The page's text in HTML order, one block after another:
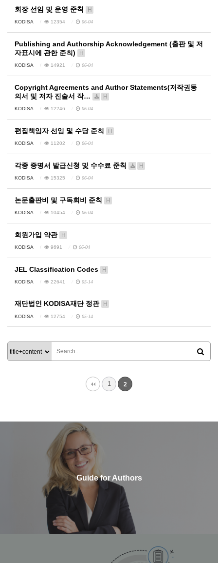
회장 선임 및 운영 준칙 H
KODISA 12354 06-04
Publishing and Authorship Acknowledgement (출판 및 저
자표시에 관한 준칙)
H
KODISA 14921 06-04
Copyright Agreements and Author Statements(저작권동
의서 및 저자 진술서 작…
H
KODISA 12246 06-04
편집책임자 선임 및 수당 준칙 H
KODISA 11202 06-04
각종 증명서 발급신청 및 수수료 준칙 H
KODISA 15325 06-04
논문출판비 및 구독회비 준칙 H
KODISA 10454 06-04
회원가입 약관 H
KODISA 9691 06-04
JEL Classification Codes H
KODISA 22641 05-14
재단법인 KODISA재단 정관 H
KODISA 12754 05-14
1 2
Guide for Authors